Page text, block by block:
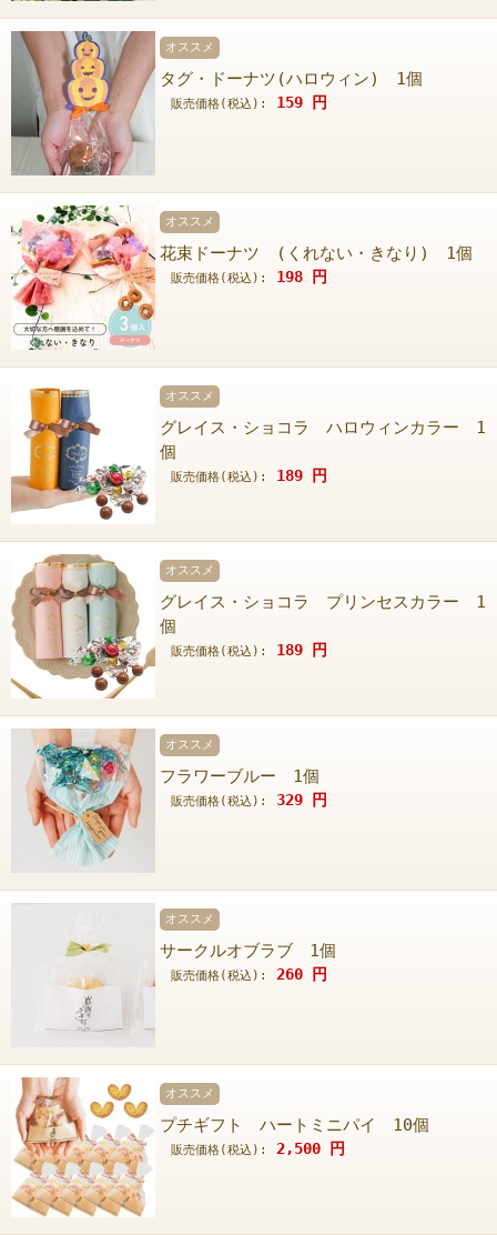
オススメ
タグ・ドーナツ(ハロウィン) 1個
販売価格(税込): 159 円
オススメ
花束ドーナツ (くれない・きなり) 1個
販売価格(税込): 198 円
オススメ
グレイス・ショコラ ハロウィンカラー 1
個
販売価格(税込): 189 円
オススメ
グレイス・ショコラ プリンセスカラー 1
個
販売価格(税込): 189 円
オススメ
フラワーブルー 1個
販売価格(税込): 329 円
オススメ
サークルオブラブ 1個
販売価格(税込): 260 円
オススメ
プチギフト ハートミニパイ 10個
販売価格(税込): 2,500 円